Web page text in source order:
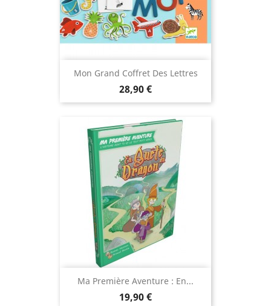
Mon Grand Coffret Des Lettres
Prix
28,90 €
Ma Première Aventure : En...
Prix
19,90 €